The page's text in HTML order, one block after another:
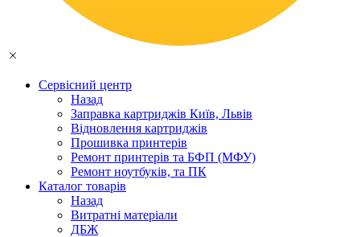
Сервісний центр
Назад
Заправка картриджів Київ, Львів
Відновлення картриджів
Прошивка принтерів
Ремонт принтерів та БФП (МФУ)
Ремонт ноутбуків, та ПК
Каталог товарів
Назад
Витратні матеріали
ДБЖ